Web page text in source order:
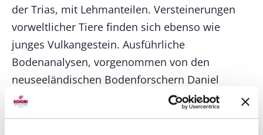
der Trias, mit Lehmanteilen. Versteinerungen
vorweltlicher Tiere finden sich ebenso wie
junges Vulkangestein. Ausführliche
Bodenanalysen, vorgenommen von den
neuseeländischen Bodenforschern Daniel
Schuster und Daniel Le Brun, ergeben einen
hohen Mineralreichtum und gute